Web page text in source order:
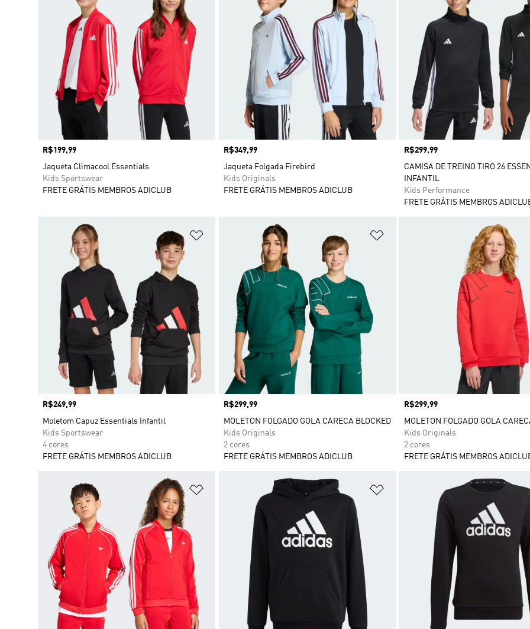
Preço
R$199,99
Jaqueta Climacool Essentials
Kids Sportswear
FRETE GRÁTIS MEMBROS ADICLUB
Preço
R$349,99
Jaqueta Folgada Firebird
Kids Originals
FRETE GRÁTIS MEMBROS ADICLUB
Preço
R$299,99
CAMISA DE TREINO TIRO 26
INFANTIL
Kids Performance
FRETE GRÁTIS MEMBROS
Adicionar à Lista de Desejos
Preço
R$249,99
Moletom Capuz Essentials Infantil
Kids Sportswear
4 cores
FRETE GRÁTIS MEMBROS ADICLUB
Adicionar à Lista de Desejos
Preço
R$299,99
MOLETON FOLGADO GOLA CARECA BLOCKED
Kids Originals
2 cores
FRETE GRÁTIS MEMBROS ADICLUB
Preço
R$299,99
MOLETON FOLGADO GOLA
Kids Originals
2 cores
FRETE GRÁTIS MEMBROS
Adicionar à Lista de Desejos Adicionar à Lista de Desejos